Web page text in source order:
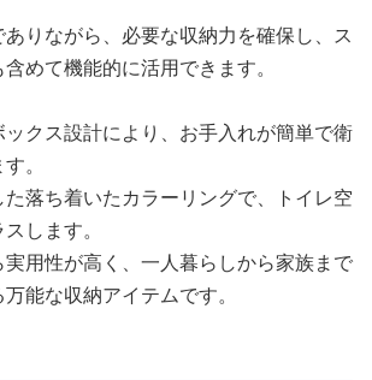
りながら、必要な収納力を確保し、ス
めて機能的に活用できます。
クス設計により、お手入れが簡単で衛
。
落ち着いたカラーリングで、トイレ空
します。
用性が高く、一人暮らしから家族まで
能な収納アイテムです。